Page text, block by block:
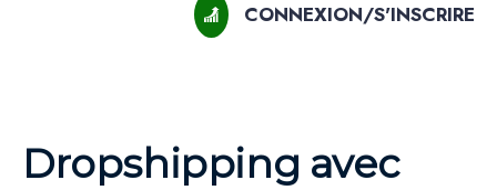
CONNEXION/S'INSCRIRE
Dropshipping avec